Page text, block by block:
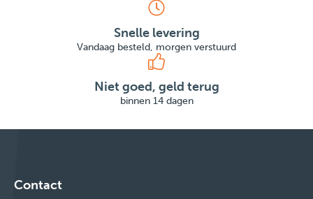
Snelle levering
Vandaag besteld, morgen verstuurd
Niet goed, geld terug
binnen 14 dagen
Contact